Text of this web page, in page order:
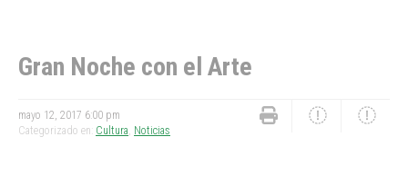
Gran Noche con el Arte
mayo 12, 2017 6:00 pm
Categorizado en: Cultura Noticias